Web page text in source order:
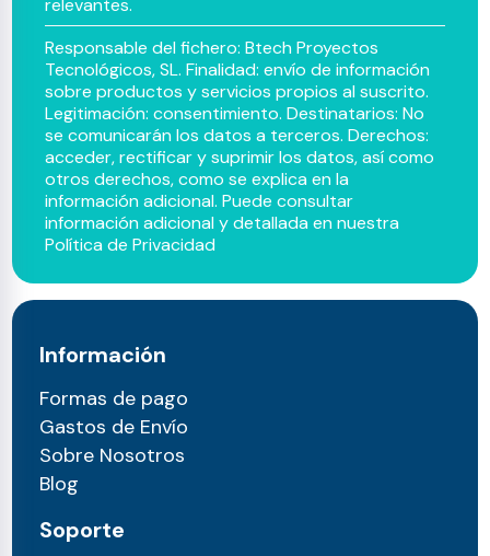
relevantes.
Responsable del fichero: Btech Proyectos
Tecnológicos, SL. Finalidad: envío de información
sobre productos y servicios propios al suscrito.
Legitimación: consentimiento. Destinatarios: No
se comunicarán los datos a terceros. Derechos:
acceder, rectificar y suprimir los datos, así como
otros derechos, como se explica en la
información adicional. Puede consultar
información adicional y detallada en nuestra
Política de Privacidad
Información
Formas de pago
Gastos de Envío
Sobre Nosotros
Blog
Soporte